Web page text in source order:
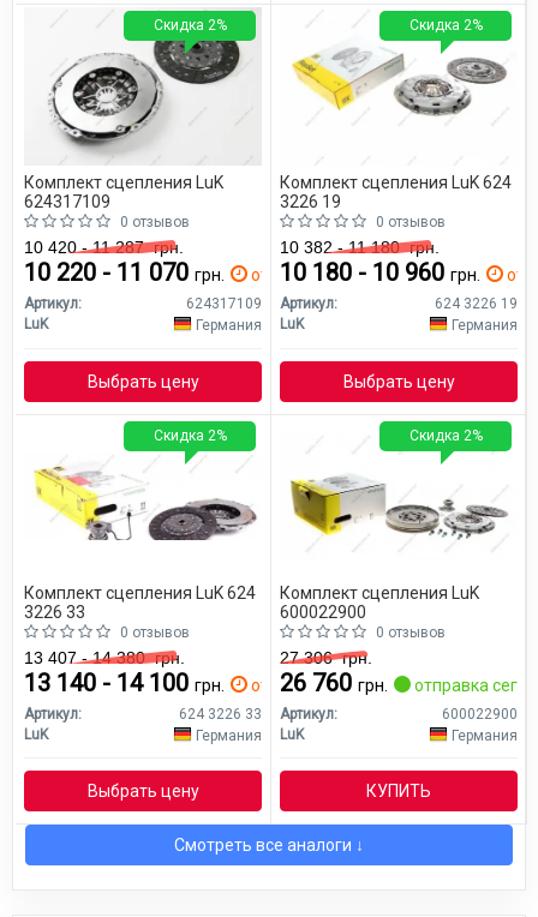
Комплект сцепления LuK
624317109
0 отзывов
10 420 - 11 287грн.
10 220 - 11 070 грн. от 0 дн.
Артикул:
624317109
LuK
Германия
Выбрать цену
Скидка 2%
Комплект сцепления LuK 624
3226 19
0 отзывов
10 382 - 11 180грн.
10 180 - 10 960 грн. от
Артикул:
624 3226 19
LuK
Германия
Выбрать цену
Скидка 2%
Комплект сцепления LuK 624
3226 33
0 отзывов
13 407 - 14 380грн.
13 140 - 14 100 грн. от 0 дн.
Артикул:
624 3226 33
LuK
Германия
Выбрать цену
Скидка 2%
Комплект сцепления LuK
600022900
0 отзывов
27 306грн.
26 760 грн. отправка
Артикул:
600022900
LuK
Германия
КУПИТЬ
Скидка 2%
Смотреть все аналоги ↓